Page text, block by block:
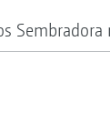
Sembradora